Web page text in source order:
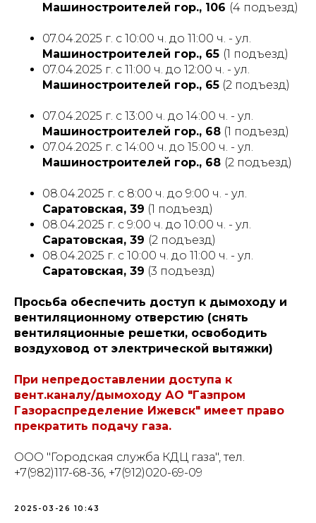
Машиностроителей гор., 106 (4 подъезд)
07.04.2025 г. с 10:00 ч. до 11:00 ч. - ул.
Машиностроителей гор., 65 (1 подъезд)
07.04.2025 г. с 11:00 ч. до 12:00 ч. - ул.
Машиностроителей гор., 65 (2 подъезд)
07.04.2025 г. с 13:00 ч. до 14:00 ч. - ул.
Машиностроителей гор., 68 (1 подъезд)
07.04.2025 г. с 14:00 ч. до 15:00 ч. - ул.
Машиностроителей гор., 68 (2 подъезд)
08.04.2025 г. с 8:00 ч. до 9:00 ч. - ул.
Саратовская, 39 (1 подъезд)
08.04.2025 г. с 9:00 ч. до 10:00 ч. - ул.
Саратовская, 39 (2 подъезд)
08.04.2025 г. с 10:00 ч. до 11:00 ч. - ул.
Саратовская, 39 (3 подъезд)
Просьба обеспечить доступ к дымоходу и
вентиляционному отверстию (снять
вентиляционные решетки, освободить
воздуховод от электрической вытяжки)
При непредоставлении доступа к
вент.каналу/дымоходу АО "Газпром
Газораспределение Ижевск" имеет право
прекратить подачу газа.
ООО "Городская служба КДЦ газа", тел.
+7(982)117-68-36, +7(912)020-69-09
2025-03-26 10:43